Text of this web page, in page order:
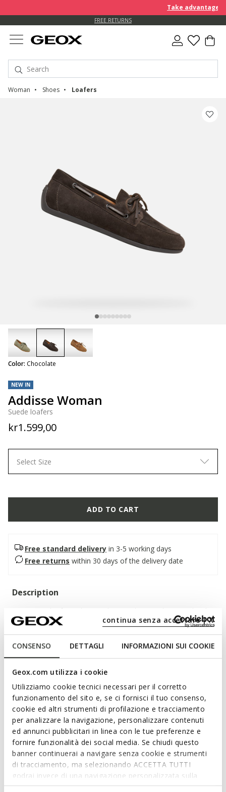
CONSENSO DETTAGLI INFORMAZIONI SUI COOKIE
Geox.com utilizza i cookie
Utilizziamo cookie tecnici necessari per il corretto
funzionamento del sito e, se ci fornisci il tuo consenso,
cookie ed altri strumenti di profilazione e tracciamento
per analizzare la navigazione, personalizzare contenuti
ed annunci pubblicitari in linea con le tue preferenze e
fornire funzionalità dei social media. Se chiudi questo
banner continuerai a navigare senza cookie e strumenti
di tracciamento, ma selezionando ACCETTA TUTTI
godrai invece di una navigazione personalizzata sulla
base dei tuoi gusti ed interessi. Selezionando
continua senza accettare | X
Take advantage of
FREE STANDARD DELIVERY FOR ORDERS OVER kr 950
FREE RETURNS
Woman Shoes Loafers
NEW IN
Addisse Woman
Suede loafers
kr1.599,00
Color: Chocolateselected
Select Size
ADD TO CART
Free standard delivery in 3-5 working days
Free returns within 30 days of the delivery date
Description
A women’s loafer with an understated yet sophisticated style,
the perfect companion for hectic days in the city. In this
brown version, it features a soft suede upper with a clean
silhouette, enhanced by handcrafted details. Comfortable and
breathable, Addisse adds a touch of effortless elegance to
ITEM CODE: D66AXB00022C6005
Read more
Features
Quick and easy to put on
Thickness of sole: 1 cm / 0.4"
Slip-on design allows you to slide the foot in swiftly;
Removable insole